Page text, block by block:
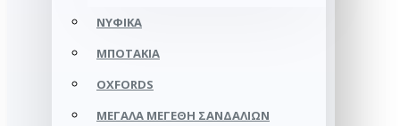
ΝΥΦΙΚΆ
ΜΠΟΤΆΚΙΑ
OXFORDS
ΜΕΓΆΛΑ ΜΕΓΈΘΗ ΣΑΝΔΑΛΙΏΝ